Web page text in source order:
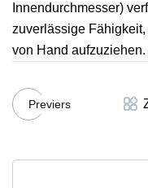
Innendurchmesser)
zuverlässige
von Hand
Previers